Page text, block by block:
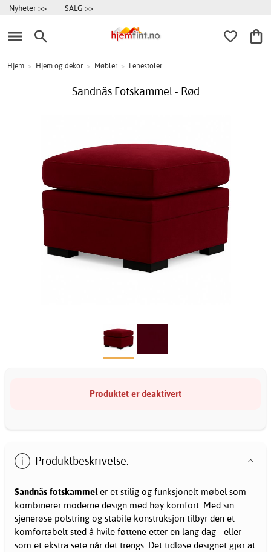
Nyheter >> SALG >>
Hjem > Hjem og dekor > Møbler > Lenestoler
Sandnäs Fotskammel - Rød
Produktet er deaktivert
Produktbeskrivelse:
Sandnäs fotskammeler et stilig og funksjonelt møbel som
kombinerer moderne design med høy komfort. Med sin
sjenerøse polstring og stabile konstruksjon tilbyr den et
komfortabelt sted å hvile føttene etter en lang dag - eller
som et ekstra sete når det trengs. Det tidløse designet gjør at